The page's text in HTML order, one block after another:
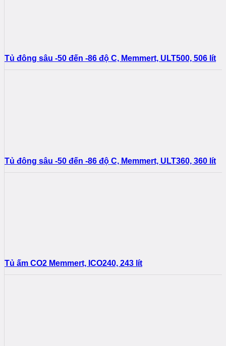
Tủ đông sâu -50 đến -86 độ C, Memmert, ULT500, 506 lít
Tủ đông sâu -50 đến -86 độ C, Memmert, ULT360, 360 lít
Tủ ấm CO2 Memmert, ICO240, 243 lít